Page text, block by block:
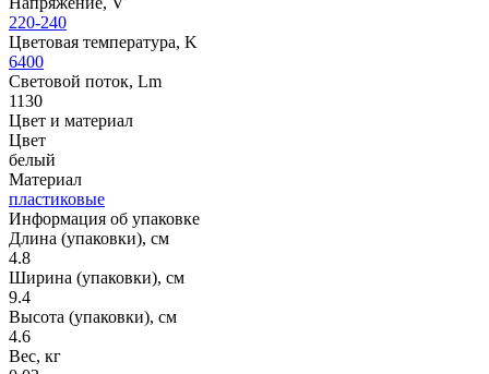
220-240
Цветовая температура, K
6400
Световой поток, Lm
1130
Цвет и материал
Цвет
белый
Материал
пластиковые
Информация об упаковке
Длина (упаковки), см
4.8
Ширина (упаковки), см
9.4
Высота (упаковки), см
4.6
Вес, кг